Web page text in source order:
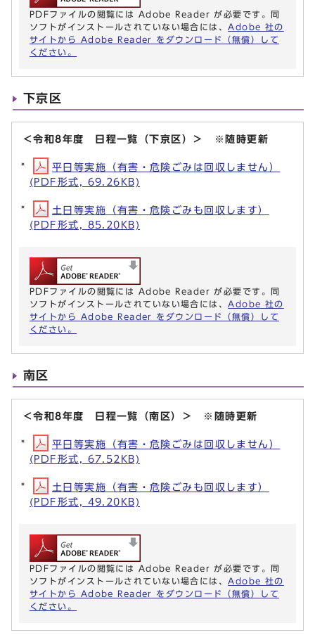
PDFファイルの閲覧には Adobe Reader が必要です。同
ソフトがインストールされていない場合には、 Adobe 社の
サイトから Adobe Reader をダウンロード（無償）して
ください。
下京区
＜令和8年度 日程一覧（下京区）＞ ※随時更新
平日等実施（有害・危険ごみは回収しません）
(PDF形式, 69.26KB)
土日等実施（有害・危険ごみも回収します）
(PDF形式, 85.20KB)
PDFファイルの閲覧には Adobe Reader が必要です。同
ソフトがインストールされていない場合には、 Adobe 社の
サイトから Adobe Reader をダウンロード（無償）して
ください。
南区
＜令和8年度 日程一覧（南区）＞ ※随時更新
平日等実施（有害・危険ごみは回収しません）
(PDF形式, 67.52KB)
土日等実施（有害・危険ごみも回収します）
(PDF形式, 49.20KB)
PDFファイルの閲覧には Adobe Reader が必要です。同
ソフトがインストールされていない場合には、 Adobe 社の
サイトから Adobe Reader をダウンロード（無償）して
ください。